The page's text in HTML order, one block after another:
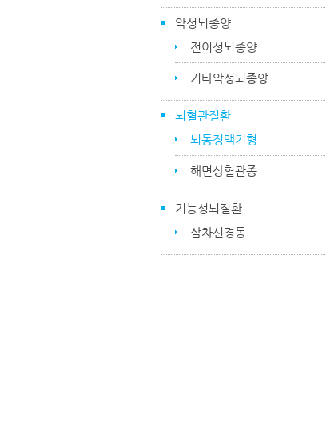
악성뇌종양
전이성뇌종양
기타악성뇌종양
뇌혈관질환
뇌동정맥기형
해면상혈관종
기능성뇌질환
삼차신경통